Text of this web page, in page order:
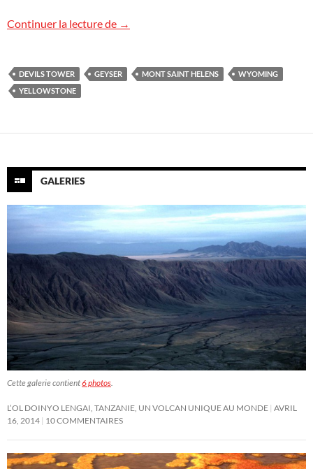
Continuer la lecture de Voyage à Yellowstone
→
DEVILS TOWER GEYSER MONT SAINT HELENS
WYOMING
YELLOWSTONE
GALERIES
Cette galerie contient6 photos.
L’OL DOINYO LENGAI, TANZANIE, UN VOLCAN UNIQUE AU MONDE AVRIL
16, 2014 10 COMMENTAIRES